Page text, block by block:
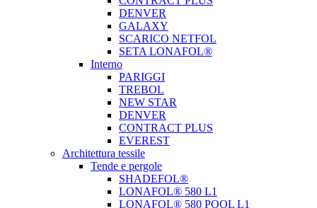
DENVER
GALAXY
SCARICO NETFOL
SETA LONAFOL®
Interno
PARIGGI
TREBOL
NEW STAR
DENVER
CONTRACT PLUS
EVEREST
Architettura tessile
Tende e pergole
SHADEFOL®
LONAFOL® 580 L1
LONAFOL® 580 POOL L1